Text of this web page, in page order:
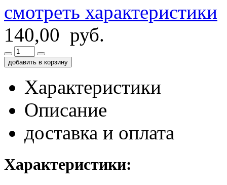
смотреть характеристики
140,00 руб.
добавить в корзину
Характеристики
Описание
доставка и оплата
Характеристики: